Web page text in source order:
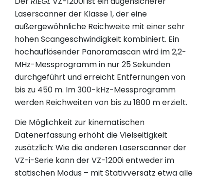
Laserscanner der Klasse 1, der eine
außergewöhnliche Reichweite mit einer sehr
hohen Scangeschwindigkeit kombiniert. Ein
hochauflösender Panoramascan wird im 2,2-
MHz-Messprogramm in nur 25 Sekunden
durchgeführt und erreicht Entfernungen von
bis zu 450 m. Im 300-kHz-Messprogramm
werden Reichweiten von bis zu 1800 m erzielt.
Die Möglichkeit zur kinematischen
Datenerfassung erhöht die Vielseitigkeit
zusätzlich: Wie die anderen Laserscanner der
VZ-i-Serie kann der VZ-1200i entweder im
statischen Modus – mit Stativversatz etwa alle